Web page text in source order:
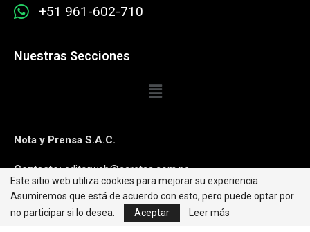
+51 961-602-710
Nuestras Secciones
Nota y Prensa S.A.C.
Contacto:editorweb@caretas.com.pe
Síguenos:
Este sitio web utiliza cookies para mejorar su experiencia.
Asumiremos que está de acuerdo con esto, pero puede optar por
no participar si lo desea.
Aceptar Leer más